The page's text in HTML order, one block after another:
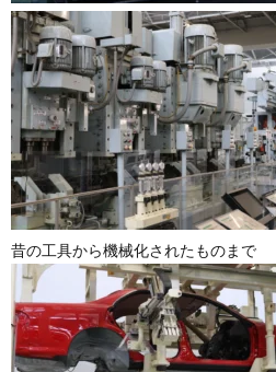
昔の工具から機械化されたものまで